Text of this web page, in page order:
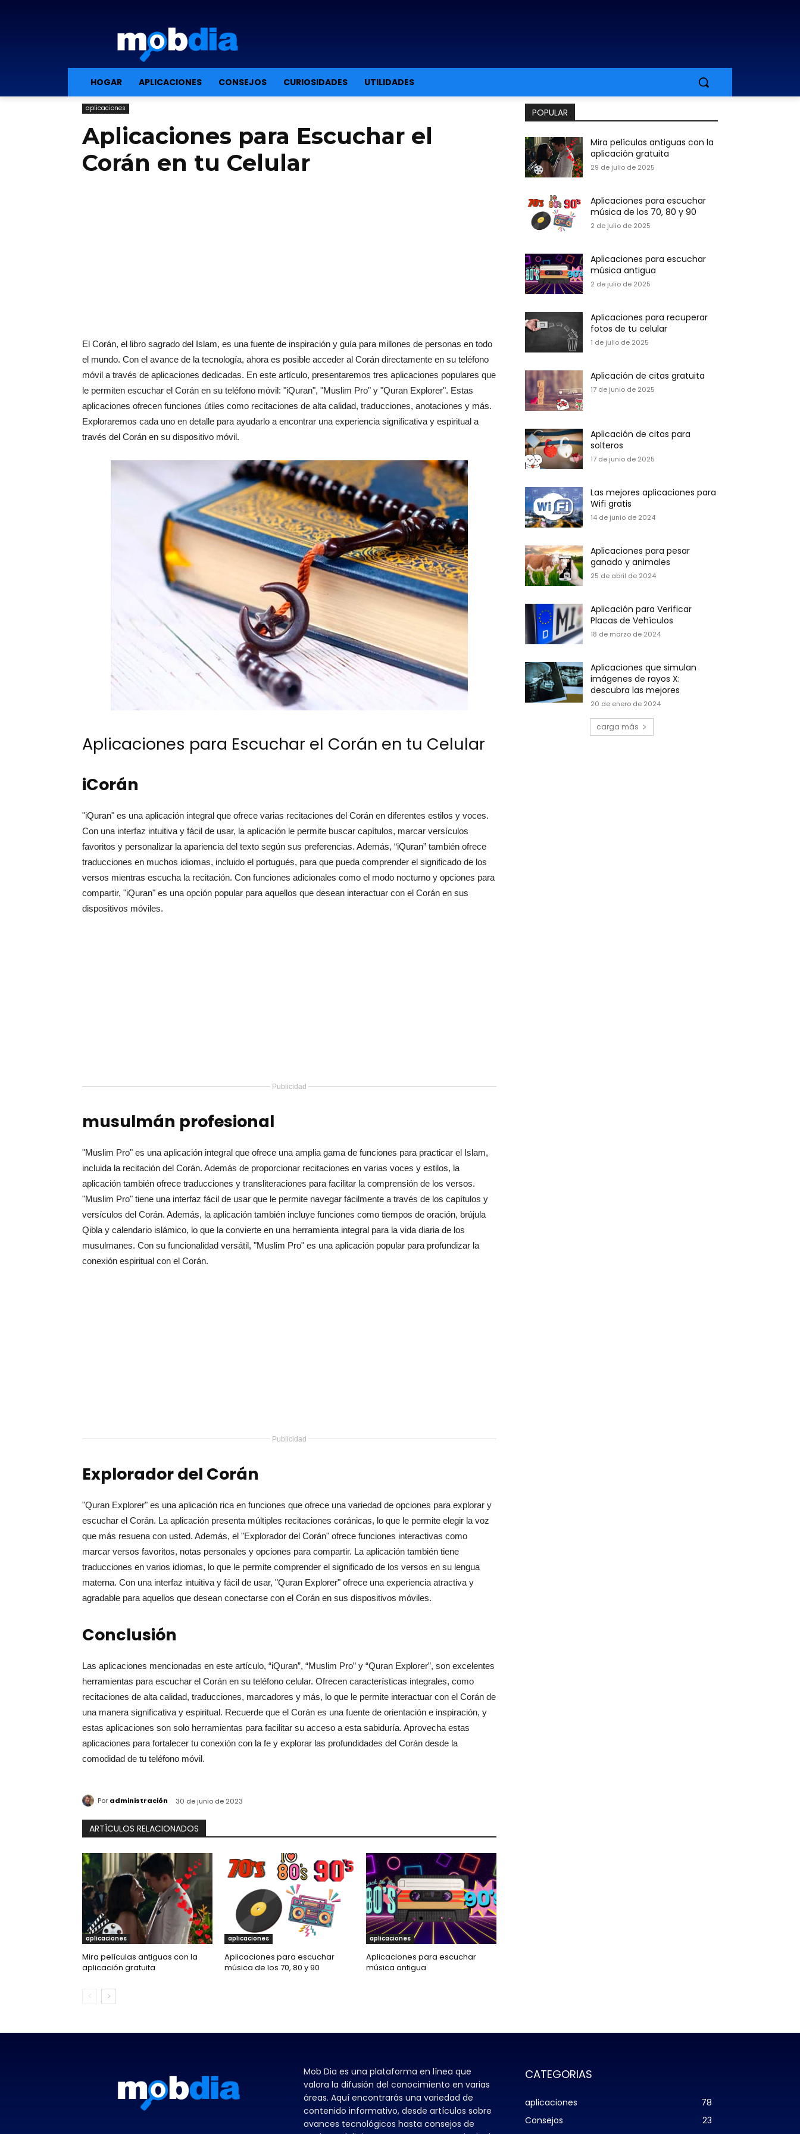
HOGAR APLICACIONES CONSEJOS CURIOSIDADES UTILIDADES
aplicaciones
Aplicaciones para Escuchar el
Corán en tu Celular
El Corán, el libro sagrado del Islam, es una fuente de inspiración y guía para millones de personas en todo
el mundo. Con el avance de la tecnología, ahora es posible acceder al Corán directamente en su teléfono
móvil a través de aplicaciones dedicadas. En este artículo, presentaremos tres aplicaciones populares que
le permiten escuchar el Corán en su teléfono móvil: "iQuran", "Muslim Pro" y "Quran Explorer". Estas
aplicaciones ofrecen funciones útiles como recitaciones de alta calidad, traducciones, anotaciones y más.
Exploraremos cada uno en detalle para ayudarlo a encontrar una experiencia significativa y espiritual a
través del Corán en su dispositivo móvil.
Aplicaciones para Escuchar el Corán en tu Celular
iCorán
"iQuran" es una aplicación integral que ofrece varias recitaciones del Corán en diferentes estilos y voces.
Con una interfaz intuitiva y fácil de usar, la aplicación le permite buscar capítulos, marcar versículos
favoritos y personalizar la apariencia del texto según sus preferencias. Además, “iQuran” también ofrece
traducciones en muchos idiomas, incluido el portugués, para que pueda comprender el significado de los
versos mientras escucha la recitación. Con funciones adicionales como el modo nocturno y opciones para
compartir, "iQuran" es una opción popular para aquellos que desean interactuar con el Corán en sus
dispositivos móviles.
Publicidad
musulmán profesional
"Muslim Pro" es una aplicación integral que ofrece una amplia gama de funciones para practicar el Islam,
incluida la recitación del Corán. Además de proporcionar recitaciones en varias voces y estilos, la
aplicación también ofrece traducciones y transliteraciones para facilitar la comprensión de los versos.
"Muslim Pro" tiene una interfaz fácil de usar que le permite navegar fácilmente a través de los capítulos y
versículos del Corán. Además, la aplicación también incluye funciones como tiempos de oración, brújula
Qibla y calendario islámico, lo que la convierte en una herramienta integral para la vida diaria de los
musulmanes. Con su funcionalidad versátil, "Muslim Pro" es una aplicación popular para profundizar la
conexión espiritual con el Corán.
Publicidad
Explorador del Corán
"Quran Explorer" es una aplicación rica en funciones que ofrece una variedad de opciones para explorar y
escuchar el Corán. La aplicación presenta múltiples recitaciones coránicas, lo que le permite elegir la voz
que más resuena con usted. Además, el "Explorador del Corán" ofrece funciones interactivas como
marcar versos favoritos, notas personales y opciones para compartir. La aplicación también tiene
traducciones en varios idiomas, lo que le permite comprender el significado de los versos en su lengua
materna. Con una interfaz intuitiva y fácil de usar, "Quran Explorer" ofrece una experiencia atractiva y
agradable para aquellos que desean conectarse con el Corán en sus dispositivos móviles.
Conclusión
Las aplicaciones mencionadas en este artículo, “iQuran”, “Muslim Pro” y “Quran Explorer”, son excelentes
herramientas para escuchar el Corán en su teléfono celular. Ofrecen características integrales, como
recitaciones de alta calidad, traducciones, marcadores y más, lo que le permite interactuar con el Corán de
una manera significativa y espiritual. Recuerde que el Corán es una fuente de orientación e inspiración, y
estas aplicaciones son solo herramientas para facilitar su acceso a esta sabiduría. Aprovecha estas
aplicaciones para fortalecer tu conexión con la fe y explorar las profundidades del Corán desde la
comodidad de tu teléfono móvil.
Por administración 30 de junio de 2023
ARTÍCULOS RELACIONADOS
aplicaciones
Mira películas antiguas con la
aplicación gratuita
aplicaciones
Aplicaciones para escuchar
música de los 70, 80 y 90
aplicaciones
Aplicaciones para escuchar
música antigua
POPULAR
Mira películas antiguas con la
aplicación gratuita
29 de julio de 2025
Aplicaciones para escuchar
música de los 70, 80 y 90
2 de julio de 2025
Aplicaciones para escuchar
música antigua
2 de julio de 2025
Aplicaciones para recuperar
fotos de tu celular
1 de julio de 2025
Aplicación de citas gratuita
17 de junio de 2025
Aplicación de citas para
solteros
17 de junio de 2025
Las mejores aplicaciones para
Wifi gratis
14 de junio de 2024
Aplicaciones para pesar
ganado y animales
25 de abril de 2024
Aplicación para Verificar
Placas de Vehículos
18 de marzo de 2024
Aplicaciones que simulan
imágenes de rayos X:
descubra las mejores
20 de enero de 2024
carga más
Mob Dia es una plataforma en línea que
valora la difusión del conocimiento en varias
áreas. Aquí encontrarás una variedad de
contenido informativo, desde artículos sobre
avances tecnológicos hasta consejos de
CATEGORIAS
aplicaciones
78
Consejos
23